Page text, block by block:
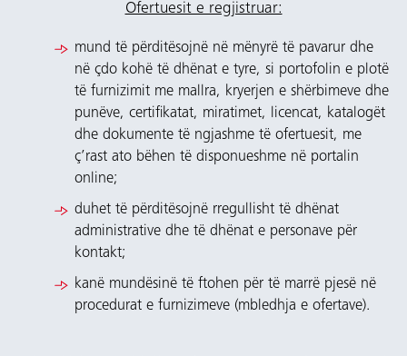
Ofertuesit e regjistruar:
mund të përditësojnë në mënyrë të pavarur dhe
në çdo kohë të dhënat e tyre, si portofolin e plotë
të furnizimit me mallra, kryerjen e shërbimeve dhe
punëve, certifikatat, miratimet, licencat, katalogët
dhe dokumente të ngjashme të ofertuesit, me
ç’rast ato bëhen të disponueshme në portalin
online;
duhet të përditësojnë rregullisht të dhënat
administrative dhe të dhënat e personave për
kontakt;
kanë mundësinë të ftohen për të marrë pjesë në
procedurat e furnizimeve (mbledhja e ofertave).